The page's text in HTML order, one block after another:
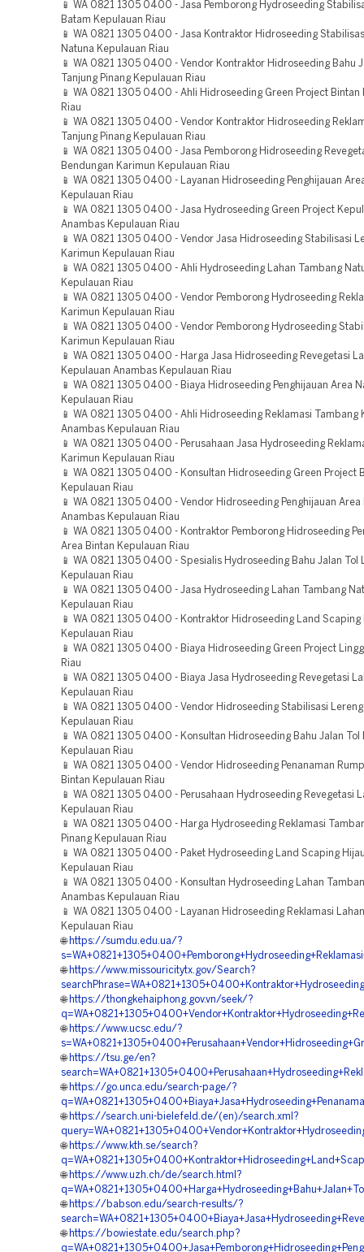
📱 WA 0821 1305 0400 - Jasa Pemborong Hydroseeding
Batam Kepulauan Riau
📱 WA 0821 1305 0400 - Jasa Kontraktor Hidroseeding
Natuna Kepulauan Riau
📱 WA 0821 1305 0400 - Vendor Kontraktor Hidroseeding Bahu
Tanjung Pinang Kepulauan Riau
📱 WA 0821 1305 0400 - Ahli Hidroseeding Green Project Bintan
Riau
📱 WA 0821 1305 0400 - Vendor Kontraktor Hidroseeding
Tanjung Pinang Kepulauan Riau
📱 WA 0821 1305 0400 - Jasa Pemborong Hidroseeding
Bendungan Karimun Kepulauan Riau
📱 WA 0821 1305 0400 - Layanan Hidroseeding Penghijauan
Kepulauan Riau
📱 WA 0821 1305 0400 - Jasa Hydroseeding Green Project
Anambas Kepulauan Riau
📱 WA 0821 1305 0400 - Vendor Jasa Hidroseeding Stabilisasi
Karimun Kepulauan Riau
📱 WA 0821 1305 0400 - Ahli Hydroseeding Lahan Tambang
Kepulauan Riau
📱 WA 0821 1305 0400 - Vendor Pemborong Hydroseeding
Karimun Kepulauan Riau
📱 WA 0821 1305 0400 - Vendor Pemborong Hydroseeding
Karimun Kepulauan Riau
📱 WA 0821 1305 0400 - Harga Jasa Hidroseeding Revegetasi
Kepulauan Anambas Kepulauan Riau
📱 WA 0821 1305 0400 - Biaya Hidroseeding Penghijauan Area
Kepulauan Riau
📱 WA 0821 1305 0400 - Ahli Hidroseeding Reklamasi Tambang
Anambas Kepulauan Riau
📱 WA 0821 1305 0400 - Perusahaan Jasa Hydroseeding
Karimun Kepulauan Riau
📱 WA 0821 1305 0400 - Konsultan Hidroseeding Green Project
Kepulauan Riau
📱 WA 0821 1305 0400 - Vendor Hidroseeding Penghijauan Area
Anambas Kepulauan Riau
📱 WA 0821 1305 0400 - Kontraktor Pemborong Hidroseeding
Area Bintan Kepulauan Riau
📱 WA 0821 1305 0400 - Spesialis Hydroseeding Bahu Jalan Tol
Kepulauan Riau
📱 WA 0821 1305 0400 - Jasa Hydroseeding Lahan Tambang
Kepulauan Riau
📱 WA 0821 1305 0400 - Kontraktor Hidroseeding Land Scaping
Kepulauan Riau
📱 WA 0821 1305 0400 - Biaya Hidroseeding Green Project
Riau
📱 WA 0821 1305 0400 - Biaya Jasa Hydroseeding Revegetasi
Kepulauan Riau
📱 WA 0821 1305 0400 - Vendor Hidroseeding Stabilisasi
Kepulauan Riau
📱 WA 0821 1305 0400 - Konsultan Hidroseeding Bahu Jalan Tol
Kepulauan Riau
📱 WA 0821 1305 0400 - Vendor Hidroseeding Penanaman
Bintan Kepulauan Riau
📱 WA 0821 1305 0400 - Perusahaan Hydroseeding Revegetasi
Kepulauan Riau
📱 WA 0821 1305 0400 - Harga Hydroseeding Reklamasi
Pinang Kepulauan Riau
📱 WA 0821 1305 0400 - Paket Hydroseeding Land Scaping
Kepulauan Riau
📱 WA 0821 1305 0400 - Konsultan Hydroseeding Lahan
Anambas Kepulauan Riau
📱 WA 0821 1305 0400 - Layanan Hidroseeding Reklamasi
Kepulauan Riau
🌐 https://sumdu.edu.ua/?
🌐 https://www.missouricitytx.gov/Search?
🌐 https://thongkehaiphong.gov.vn/seek/?
🌐 https://www.ucsc.edu/?
🌐 https://tsu.ge/en?
🌐 https://go.unca.edu/search-page/?
🌐 https://search.uni-bielefeld.de/(en)/search.xml?
🌐 https://www.kth.se/search?
🌐 https://www.uzh.ch/de/search.html?
🌐 https://babson.edu/search-results/?
🌐 https://bowiestate.edu/search.php?